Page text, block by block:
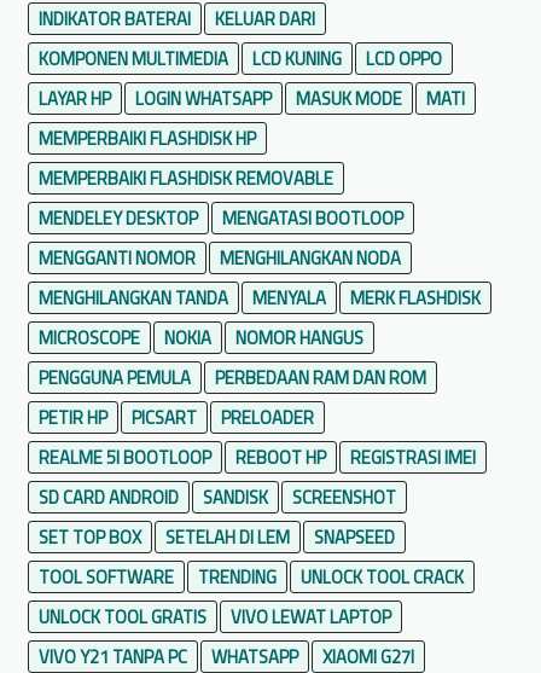
INDIKATOR BATERAI
KELUAR DARI
KOMPONEN MULTIMEDIA
LCD KUNING
LCD OPPO
LAYAR HP
LOGIN WHATSAPP MASUK MODE
MATI
MEMPERBAIKI FLASHDISK HP
MEMPERBAIKI FLASHDISK REMOVABLE
MENDELEY DESKTOP
MENGATASI BOOTLOOP
MENGGANTI NOMOR
MENGHILANGKAN NODA
MENGHILANGKAN TANDA
MENYALA
MERK FLASHDISK
MICROSCOPE
NOKIA
NOMOR HANGUS
PENGGUNA PEMULA
PERBEDAAN RAM DAN ROM
PETIR HP
PICSART
PRELOADER
REALME 5I BOOTLOOP
REBOOT HP
REGISTRASI IMEI
SD CARD ANDROID
SANDISK
SCREENSHOT
SET TOP BOX
SETELAH DI LEM
SNAPSEED
TOOL SOFTWARE
TRENDING
UNLOCK TOOL CRACK
UNLOCK TOOL GRATIS
VIVO LEWAT LAPTOP
VIVO Y21 TANPA PC
WHATSAPP XIAOMI G27I